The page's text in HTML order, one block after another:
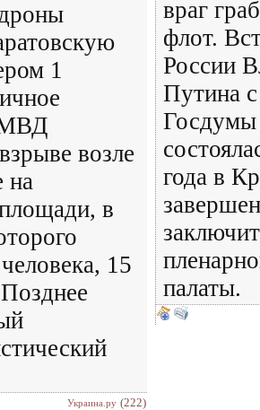
1
МВД
возле
на
в
15
Украина.ру (222)
враг
флот.
России
Путина
года в
палаты.